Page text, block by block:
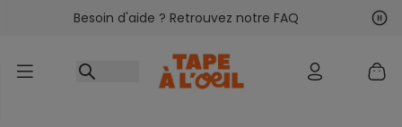
Accéder au contenu
Besoin d'aide ? Retrouvez notre FAQ